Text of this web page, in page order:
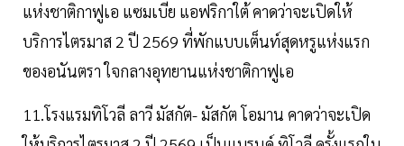
แห่งชาติกาฟูเอ แซมเบีย แอฟริกาใต้ คาดว่าจะเปิดให้
บริการไตรมาส 2 ปี 2569 ที่พักแบบเต็นท์สุดหรูแห่งแรก
ของอนันตรา ใจกลางอุทยานแห่งชาติกาฟูเอ
11.โรงแรมทิโวลี ลาวี มัสกัต- มัสกัต โอมาน คาดว่าจะเปิด